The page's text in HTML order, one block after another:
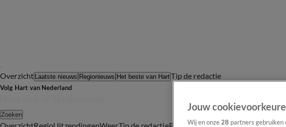
Overzicht Laatste nieuws Regionieuws Het beste van HartTip de redactie
Volg Hart van Nederland
Zoeken
Jouw
Wij en onze 28 partners gebruiken